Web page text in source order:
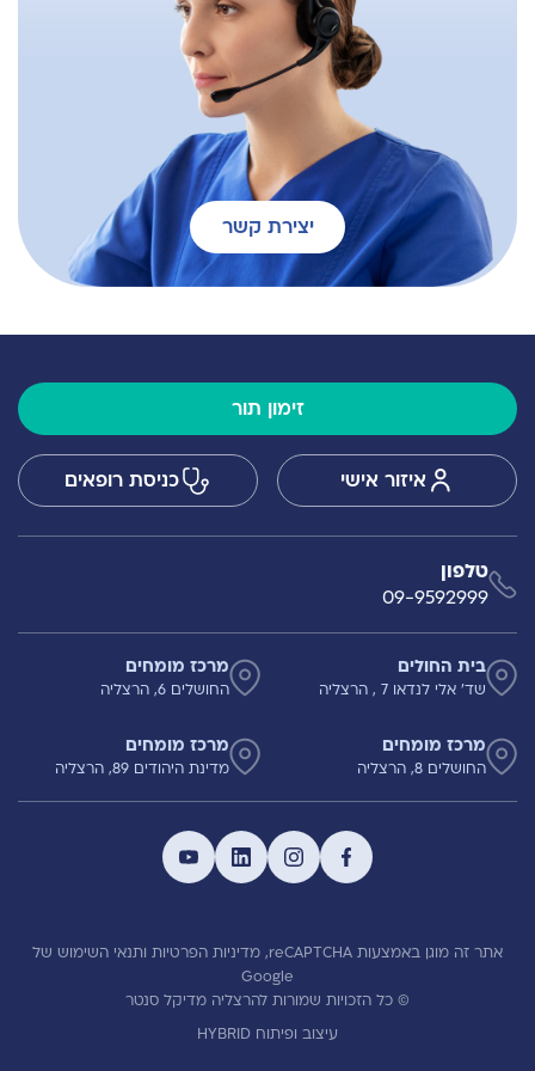
יצירת קשר
זימון תור
איזור אישי כניסת רופאים
טלפון
09-9592999
בית החולים
שד' אלי לנדאו 7 , הרצליה
מרכז מומחים
החושלים 6, הרצליה
מרכז מומחים
החושלים 8, הרצליה
מרכז מומחים
מדינת היהודים 89, הרצליה
אתר זה מוגן באמצעות reCAPTCHA, מדיניות הפרטיות ותנאי השימוש של
Google
© כל הזכויות שמורות להרצליה מדיקל סנטר
עיצוב ופיתוח HYBRID